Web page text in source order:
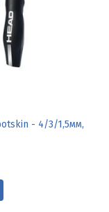
- 4/3/1,5мм,